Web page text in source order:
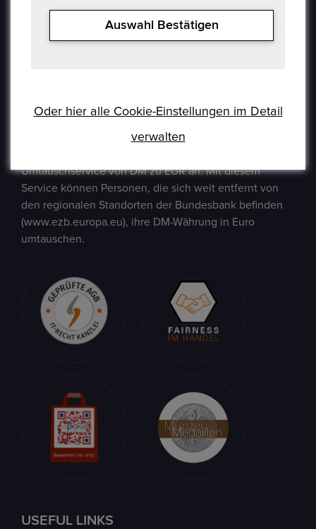
Sammlerstücke auf einer E-Auction-Plattform in den
Formaten Jetzt kaufen / Angebot / Gebot kaufen und
Umtauschservice von DM zu EUR an. Mit diesem
Service können Personen, die sich weit entfernt von
den regionalen Standorten der Bundesbank befinden
(www.ezb.europa.eu), ihre DM-Währung in Euro
umtauschen.
USEFUL LINKS
Auswahl Bestätigen
Oder hier alle Cookie-Einstellungen im Detail
verwalten